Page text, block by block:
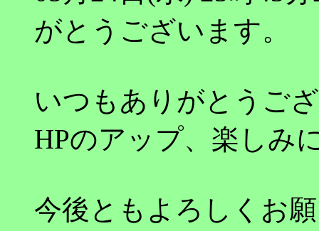
がとうございます。
いつもありがとうご
HPのアップ、楽しみ
今後ともよろしくお